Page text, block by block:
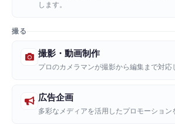
します。
撮る
撮影・動画制作
プロのカメラマンが撮影から編集まで対応
広告企画
多彩なメディアを活用したプロモーション